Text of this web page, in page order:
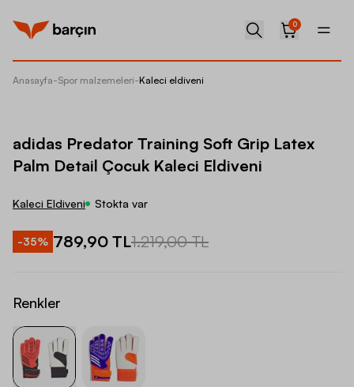
0
Anasayfa-Spor malzemeleri-Kaleci eldiveni
adidas Predator Training Soft Grip Latex
Palm Detail Çocuk Kaleci Eldiveni
Kaleci Eldiveni Stokta var
-35% 789,90 TL1.219,00 TL
Renkler